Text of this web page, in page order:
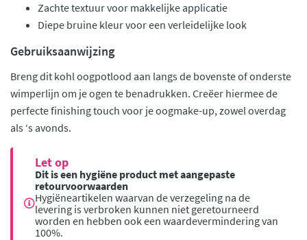
Zachte textuur voor makkelijke applicatie
Diepe bruine kleur voor een verleidelijke look
Gebruiksaanwijzing
Breng dit kohl oogpotlood aan langs de bovenste of onderste
wimperlijn om je ogen te benadrukken. Creëer hiermee de
perfecte finishing touch voor je oogmake-up, zowel overdag
als ‘s avonds.
Let op
Dit is een hygiëne product met aangepaste
retourvoorwaarden
Hygiëneartikelen waarvan de verzegeling na de
levering is verbroken kunnen niet geretourneerd
worden en hebben ook een waardevermindering van
100%.